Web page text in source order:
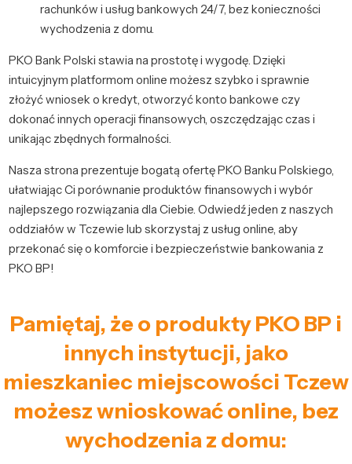
rachunków i usług bankowych 24/7, bez konieczności
wychodzenia z domu.
PKO Bank Polski stawia na prostotę i wygodę. Dzięki
intuicyjnym platformom online możesz szybko i sprawnie
złożyć wniosek o kredyt, otworzyć konto bankowe czy
dokonać innych operacji finansowych, oszczędzając czas i
unikając zbędnych formalności.
Nasza strona prezentuje bogatą ofertę PKO Banku Polskiego,
ułatwiając Ci porównanie produktów finansowych i wybór
najlepszego rozwiązania dla Ciebie. Odwiedź jeden z naszych
oddziałów w Tczewie lub skorzystaj z usług online, aby
przekonać się o komforcie i bezpieczeństwie bankowania z
PKO BP!
Pamiętaj, że o produkty PKO BP i
innych instytucji, jako
mieszkaniec miejscowości Tczew
możesz wnioskować online, bez
wychodzenia z domu: